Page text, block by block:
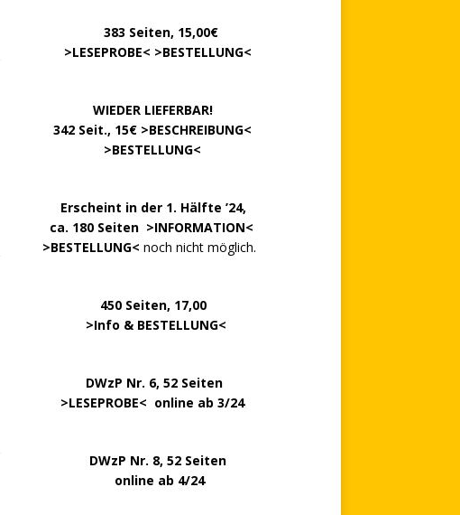
383 Seiten, 15,00€
>LESEPROBE< >BESTELLUNG<
WIEDER LIEFERBAR!
342 Seit., 15€ >BESCHREIBUNG<
>BESTELLUNG<
Erscheint in der 1. Hälfte ’24,
ca. 180 Seiten >INFORMATION<
>BESTELLUNG< noch nicht möglich.
450 Seiten, 17,00
>Info & BESTELLUNG<
DWzP Nr. 6, 52 Seiten
>LESEPROBE< online ab 3/24
DWzP Nr. 8, 52 Seiten
online ab 4/24